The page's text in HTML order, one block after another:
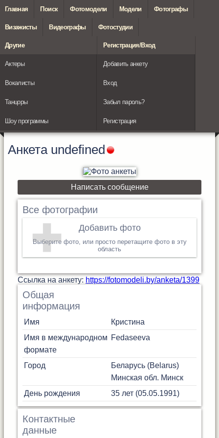
Главная Поиск Фотомодели Модели Фотографы
Визажисты Видеографы Фотостудии
Другие
Актеры
Вокалисты
Танцоры
Шоу программы
Регистрация/Вход
Добавить анкету
Вход
Забыл пароль?
Регистрация
Анкета undefined
Написать сообщение
Все фотографии
Добавить фото
Выберите фото, или просто перетащите фото в эту
область
Cсылка на анкету: https://fotomodeli.by/anketa/1399
Общая
информация
Имя
Кристина
Имя в международном
формате
Fedaseeva
Город
Беларусь (Belarus)
Минская обл. Минск
День рождения
35 лет (05.05.1991)
Контактные
данные